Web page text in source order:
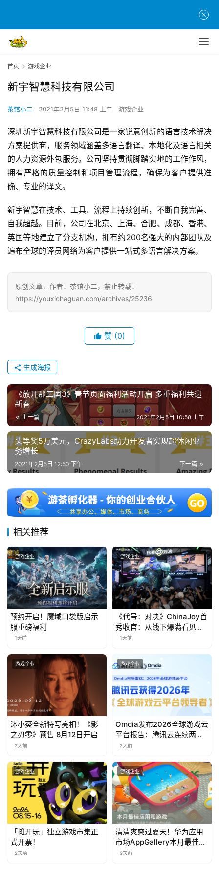
首
页
游
原
游
戏
业
界
手
机
游
戏
单
机
游
游
戏
2
5
第
十
三
金
茶
奖
7
月
3
0
日
茶
接
会
上
站
中
文
中
国
首页 游戏企业
新宇智慧科技有限公司
茶馆小二 2021年2月5日 11:48 上午 游戏企业
深圳新宇智慧科技有限公司是一家锐意创新的语言技术解决
方案提供商，服务领域涵盖多语言翻译、本地化及语言相关
的人力资源外包服务。公司坚持贯彻脚踏实地的工作作风，
拥有严格的质量控制和项目管理流程，确保为客户提供准
确、专业的译文。
新宇智慧在技术、工具、流程上持续创新，不断自我完善、
自我超越。目前，公司在北京、上海、合肥、成都、香港、
英国等地建立了分支机构，拥有约200名强大的内部团队及
遍布全球的译员网络为客户提供一站式多语言解决方案。
原创文章，作者：茶馆小二，禁止转载：
https://youxichaguan.com/archives/25236
赞 (0)
生成海报
《放开那三国3》春节页面福利活动开启 多重福利共迎
新春
上一篇 2021年2月5日 10:58 上午
头等奖5万美元，CrazyLabs助力开发者实现超休闲业
务增长
下一篇
2021年2月5日 12:50 下午
相关推荐
游戏企业
预约开启！魔域口袋版启示
服重磅福利
1天前
游戏企业
《代号：对决》ChinaJoy首
秀收官：从线下爆满看见玩
家的真实期待
1天前
游戏企业
沐小葵全新特写亮相！《影
之刃零》预售 8月12日开启
2天前
游戏企业
Omdia发布2026全球游戏云
平台报告：腾讯云连续两年
入选“领导者”象限
2天前
游戏企业
「摊开玩」独立游戏市集正
式开票！
2天前
游戏企业
清清爽爽过夏天！华为应用
市场AppGallery本月最佳上
新，款款提升幸福感
3天前